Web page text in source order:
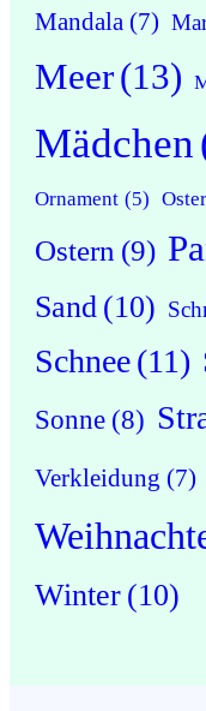
Mandala (7)
Meer(13)
Mädchen
Ornament (5)
Ostern (9)
Sand (10)
Schnee(11)
Sonne (8)
Verkleidung (7)
Winter (10)